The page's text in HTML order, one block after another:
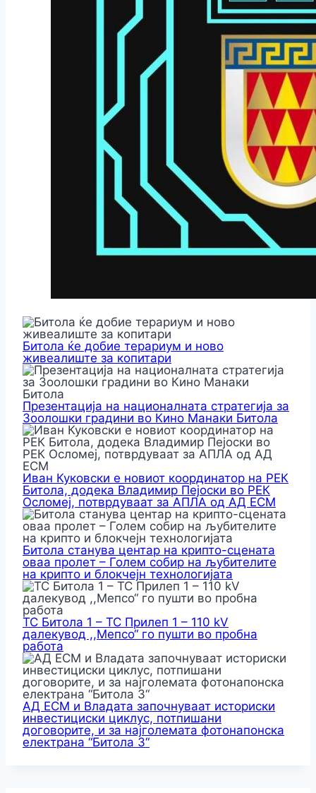
Битола ќе добие терариум и ново
живеалиште за копитари
Презентација на националната стратегија за
Зоолошки градини во Кино Манаки Битола
Иван Куковски е новиот координатор на РЕК
Битола, додека Владимир Пејоски во РЕК
Осломеј, потврдуваат за АПЛА од АД ЕСМ
Битола станува центар на крипто-сцената
оваа пролет – Голем собир на љубителите
на крипто и блокчејн технологијата
ТС Битола 1 – ТС Прилеп 1 – 110 kV
далекувод ,,Мепсо“ го пушти во пробна
работа
АД ЕСМ и Владата започнуваат историски
инвестициски циклус, потпишани
договорите, и за најголемата фотонапонска
електрана “Битола 3“